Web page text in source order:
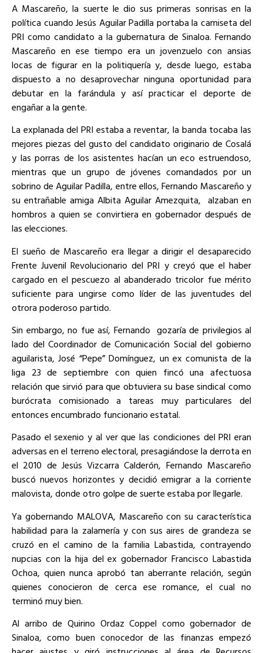
A Mascareño, la suerte le dio sus primeras sonrisas en la
política cuando Jesús Aguilar Padilla portaba la camiseta del
PRI como candidato a la gubernatura de Sinaloa. Fernando
Mascareño en ese tiempo era un jovenzuelo con ansias
locas de figurar en la politiquería y, desde luego, estaba
dispuesto a no desaprovechar ninguna oportunidad para
debutar en la farándula y así practicar el deporte de
engañar a la gente.
La explanada del PRI estaba a reventar, la banda tocaba las
mejores piezas del gusto del candidato originario de Cosalá
y las porras de los asistentes hacían un eco estruendoso,
mientras que un grupo de jóvenes comandados por un
sobrino de Aguilar Padilla, entre ellos, Fernando Mascareño y
su entrañable amiga Albita Aguilar Amezquita, alzaban en
hombros a quien se convirtiera en gobernador después de
las elecciones.
El sueño de Mascareño era llegar a dirigir el desaparecido
Frente Juvenil Revolucionario del PRI y creyó que el haber
cargado en el pescuezo al abanderado tricolor fue mérito
suficiente para ungirse como líder de las juventudes del
otrora poderoso partido.
Sin embargo, no fue así, Fernando gozaría de privilegios al
lado del Coordinador de Comunicación Social del gobierno
aguilarista, José “Pepe” Domínguez, un ex comunista de la
liga 23 de septiembre con quien fincó una afectuosa
relación que sirvió para que obtuviera su base sindical como
burócrata comisionado a tareas muy particulares del
entonces encumbrado funcionario estatal.
Pasado el sexenio y al ver que las condiciones del PRI eran
adversas en el terreno electoral, presagiándose la derrota en
el 2010 de Jesús Vizcarra Calderón, Fernando Mascareño
buscó nuevos horizontes y decidió emigrar a la corriente
malovista, donde otro golpe de suerte estaba por llegarle.
Ya gobernando MALOVA, Mascareño con su característica
habilidad para la zalamería y con sus aires de grandeza se
cruzó en el camino de la familia Labastida, contrayendo
nupcias con la hija del ex gobernador Francisco Labastida
Ochoa, quien nunca aprobó tan aberrante relación, según
quienes conocieron de cerca ese romance, el cual no
terminó muy bien.
Al arribo de Quirino Ordaz Coppel como gobernador de
Sinaloa, como buen conocedor de las finanzas empezó